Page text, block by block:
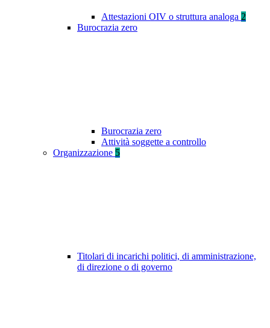
Attestazioni OIV o struttura analoga 2
Burocrazia zero
Burocrazia zero
Attività soggette a controllo
Organizzazione 5
Titolari di incarichi politici, di amministrazione,
di direzione o di governo